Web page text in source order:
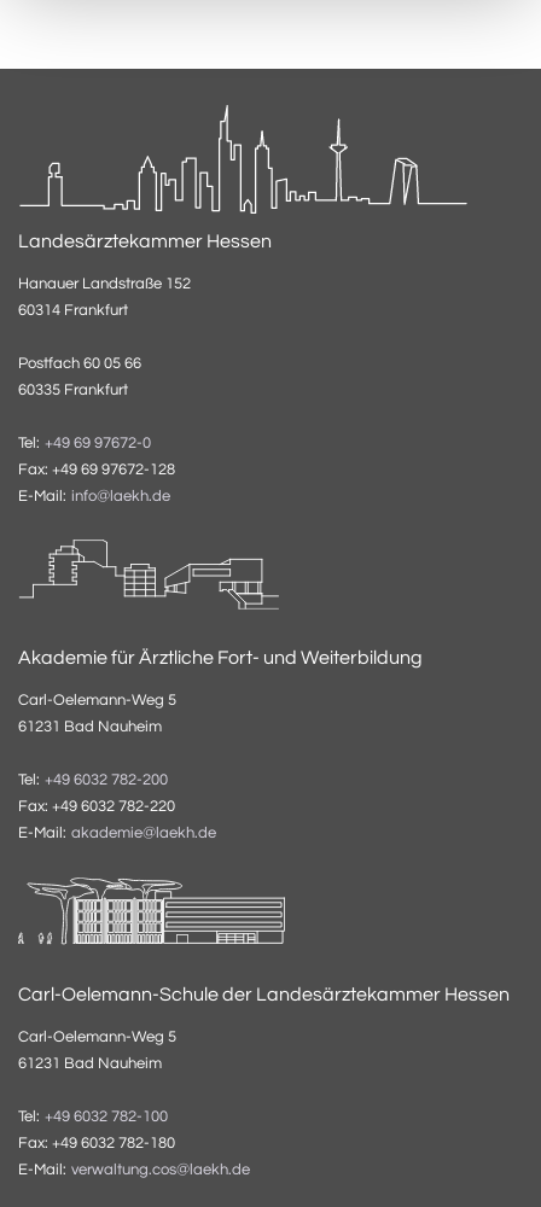
Landesärztekammer Hessen
Hanauer Landstraße 152
60314 Frankfurt
Postfach 60 05 66
60335 Frankfurt
Tel: +49 69 97672-0
Fax: +49 69 97672-128
E-Mail: info@laekh.de
Akademie für Ärztliche Fort- und Weiterbildung
Carl-Oelemann-Weg 5
61231 Bad Nauheim
Tel: +49 6032 782-200
Fax: +49 6032 782-220
E-Mail: akademie@laekh.de
Carl-Oelemann-Schule der Landesärztekammer Hessen
Carl-Oelemann-Weg 5
61231 Bad Nauheim
Tel: +49 6032 782-100
Fax: +49 6032 782-180
E-Mail: verwaltung.cos@laekh.de